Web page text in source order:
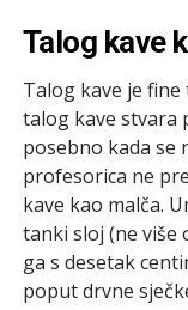
Talog kave
Talog kave je
talog kave stvara
posebno kada se
profesorica ne
kave kao malča.
tanki sloj (ne više
ga s desetak
poput drvne